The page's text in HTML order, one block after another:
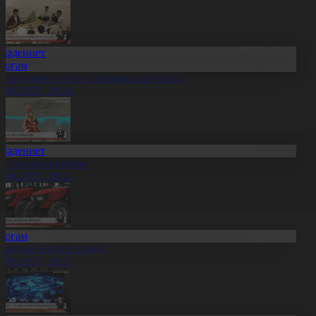
өнеге еткен Ерниязовтар отбасы
20:16
мен креатив
20:13
өндіріс өрледі
20:11